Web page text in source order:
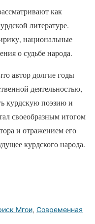
как
литературе.
национальные
о судьбе народа.
автор долгие годы
деятельностью,
курдскую поэзию и
своеобразным итогом
и отражением его
курдского народа.
Мгои, Современная